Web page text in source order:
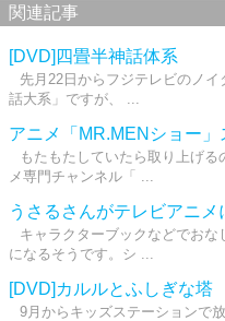
関連記事
[DVD]四畳半神話体系
先月22日からフジテレビのノ
話大系」ですが、 ...
アニメ「MR.MENショー」
もたもたしていたら取り上げ
メ専門チャンネル「 ...
うさるさんがテレビアニメ
キャラクターブックなどでお
になるそうです。シ ...
[DVD]カルルとふしぎな塔
9月からキッズステーションで